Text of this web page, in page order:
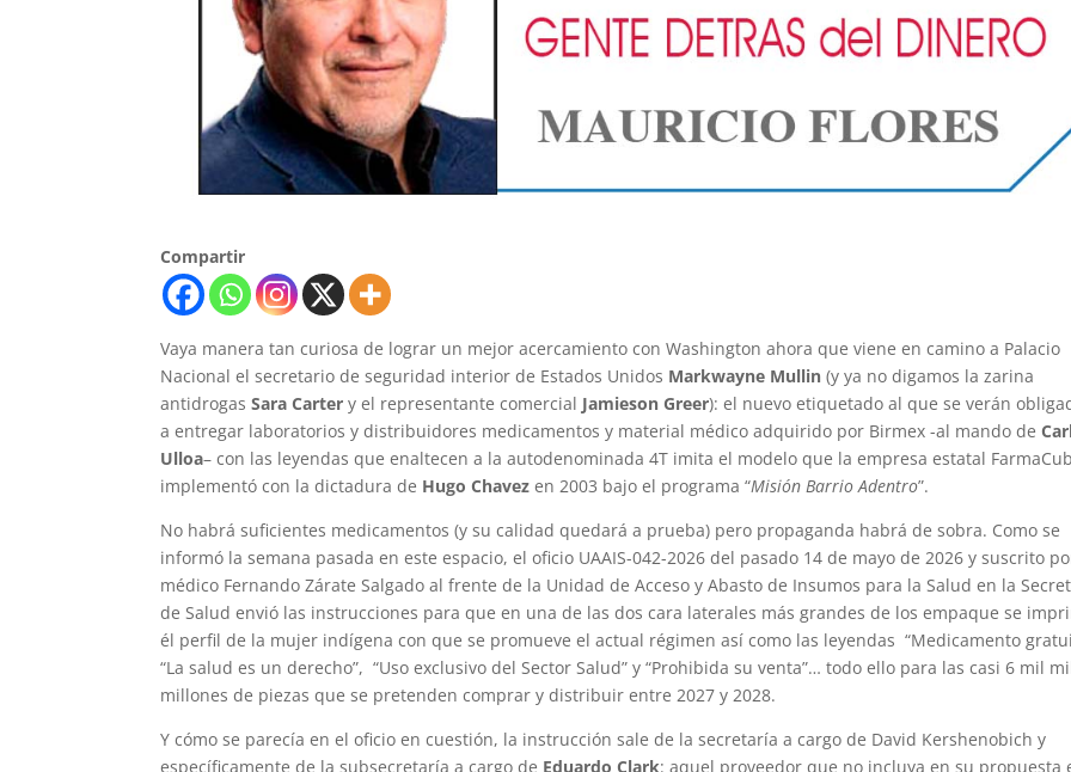
Compartir
Vaya manera tan curiosa de lograr un mejor acercamiento con Washington ahora que viene en camino a Palacio
Nacional el secretario de seguridad interior de Estados Unidos Markwayne Mullin (y ya no digamos la zarina
antidrogasSara Carter y el representante comercial Jamieson Greer): el nuevo etiquetado al que se verán
a entregar laboratorios y distribuidores medicamentos y material médico adquirido por Birmex -al mando de
Ulloa– con las leyendas que enaltecen a la autodenominada 4T imita el modelo que la empresa estatal
implementó con la dictadura de Hugo Chavez en 2003 bajo el programa “Misión Barrio Adentro”.
No habrá suficientes medicamentos (y su calidad quedará a prueba) pero propaganda habrá de sobra. Como se
informó la semana pasada en este espacio, el oficio UAAIS-042-2026 del pasado 14 de mayo de 2026 y suscrito
médico Fernando Zárate Salgado al frente de la Unidad de Acceso y Abasto de Insumos para la Salud en la
de Salud envió las instrucciones para que en una de las dos cara laterales más grandes de los empaque se
él perfil de la mujer indígena con que se promueve el actual régimen así como las leyendas “Medicamento
“La salud es un derecho”, “Uso exclusivo del Sector Salud” y “Prohibida su venta”… todo ello para las casi 6 mil
millones de piezas que se pretenden comprar y distribuir entre 2027 y 2028.
Y cómo se parecía en el oficio en cuestión, la instrucción sale de la secretaría a cargo de David Kershenobich y
específicamente de la subsecretaría a cargo de Eduardo Clark: aquel proveedor que no incluya en su propuesta